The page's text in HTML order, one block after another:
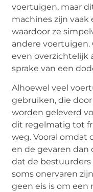
voertuigen, maar
machines zijn vaak
waardoor ze
andere voertuigen.
even overzichtelijk
sprake van een
Alhoewel veel
gebruiken, die
worden geleverd
dit regelmatig tot
weg. Vooral omdat
en de gevaren dan
dat de
soms onervaren
geen eis is om een